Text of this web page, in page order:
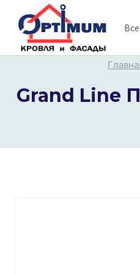
содержимому
Grand Line